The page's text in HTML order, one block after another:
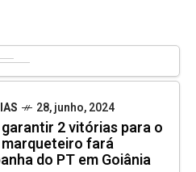
28, junho, 2024
2 vitórias para o
marqueteiro fará
do PT em Goiânia